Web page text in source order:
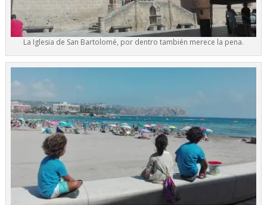
La Iglesia de San Bartolomé, por dentro también merece la pena.